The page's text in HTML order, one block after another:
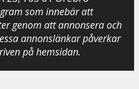
som innebär att
genom att annonsera och
annonslänkar påverkar
på hemsidan.